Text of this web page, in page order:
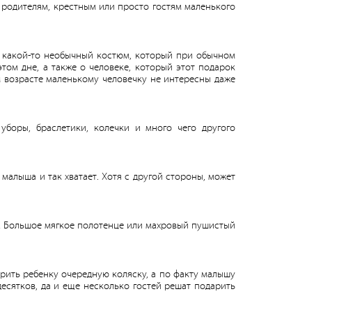
крестным или просто гостям маленького
какой-то необычный костюм, который при обычном
дне, а также о человеке, который этот подарок
маленькому человечку не интересны даже
браслетики, колечки и много чего другого
и так хватает. Хотя с другой стороны, может
мягкое полотенце или махровый пушистый
ребенку очередную коляску, а по факту малышу
да и еще несколько гостей решат подарить